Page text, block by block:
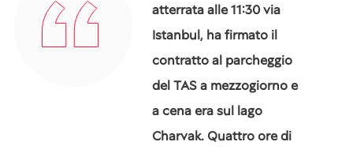
atterrata alle 11:30 via
Istanbul, ha firmato il
contratto al parcheggio
del TAS a mezzogiorno e
a cena era sul lago
Charvak. Quattro ore di